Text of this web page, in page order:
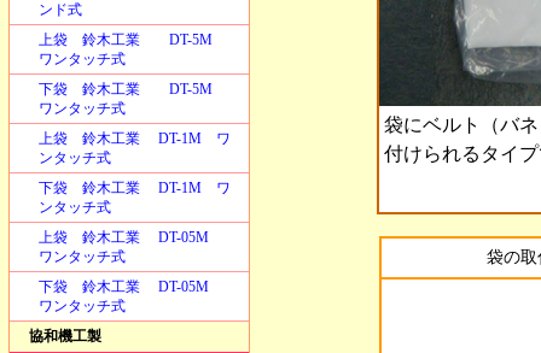
ンド式
上袋 鈴木工業 DT-5M
ワンタッチ式
下袋 鈴木工業 DT-5M
ワンタッチ式
上袋 鈴木工業 DT-1M ワ
ンタッチ式
下袋 鈴木工業 DT-1M ワ
ンタッチ式
上袋 鈴木工業 DT-05M
ワンタッチ式
下袋 鈴木工業 DT-05M
ワンタッチ式
協和機工製
袋にベルト（バ
付けられるタイ
袋の